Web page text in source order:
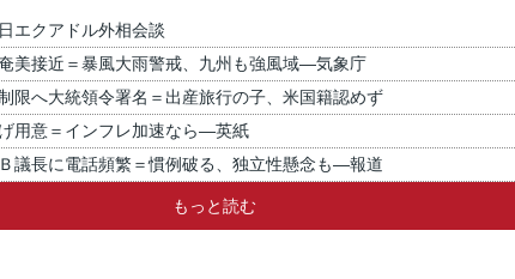
エクアドル外相会談
美接近＝暴風大雨警戒、九州も強風域―気象庁
限へ大統領令署名＝出産旅行の子、米国籍認めず
用意＝インフレ加速なら―英紙
議長に電話頻繁＝慣例破る、独立性懸念も―報道
もっと読む